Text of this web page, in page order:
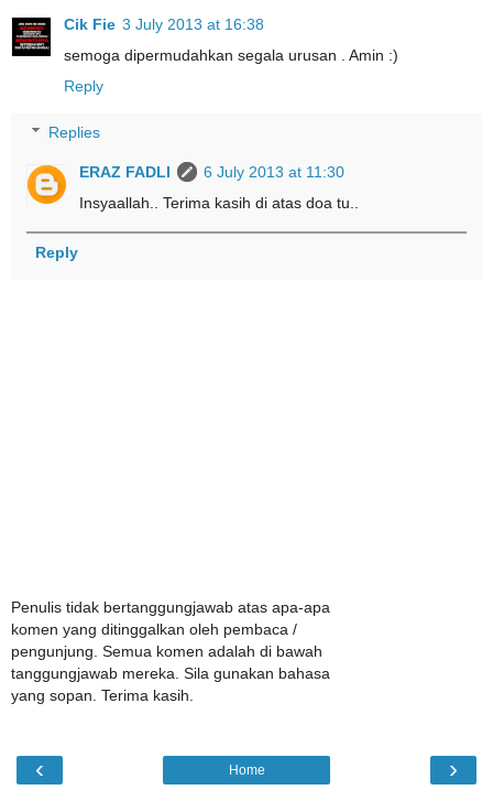
Cik Fie 3 July 2013 at 16:38
semoga dipermudahkan segala urusan . Amin :)
Reply
Replies
ERAZ FADLI
6 July 2013 at 11:30
Insyaallah.. Terima kasih di atas doa tu..
Reply
Penulis tidak bertanggungjawab atas apa-apa
komen yang ditinggalkan oleh pembaca /
pengunjung. Semua komen adalah di bawah
tanggungjawab mereka. Sila gunakan bahasa
yang sopan. Terima kasih.
‹ ›
Home